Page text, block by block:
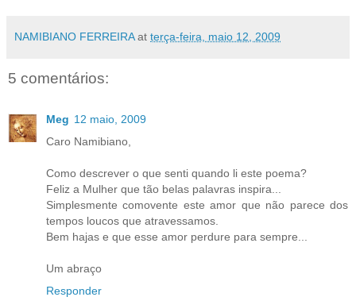
NAMIBIANO FERREIRA at terça-feira, maio 12, 2009
5 comentários:
Meg 12 maio, 2009
Caro Namibiano,
Como descrever o que senti quando li este poema?
Feliz a Mulher que tão belas palavras inspira...
Simplesmente comovente este amor que não parece dos
tempos loucos que atravessamos.
Bem hajas e que esse amor perdure para sempre...
Um abraço
Responder